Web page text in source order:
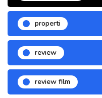
properti
review
review film